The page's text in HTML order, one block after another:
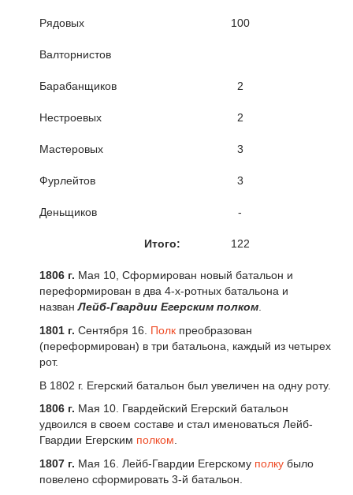
Рядовых 100
Валторнистов
Барабанщиков 2
Нестроевых 2
Мастеровых 3
Фурлейтов 3
Деньщиков -
Итого: 122
1806 г. Мая 10, Сформирован новый батальон и
переформирован в два 4-х-ротных батальона и
названЛейб-Гвардии Егерским полком
1801 г. Сентября 16. Полк преобразован
(переформирован) в три батальона, каждый из четырех
рот.
В 1802 г. Егерский батальон был увеличен на одну роту.
1806 г. Мая 10. Гвардейский Егерский батальон
удвоился в своем составе и стал именоваться Лейб-
Гвардии Егерским полком.
1807 г. Мая 16. Лейб-Гвардии Егерскому полку было
повелено сформировать 3-й батальон.